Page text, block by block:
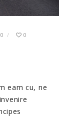
0 0
eam cu, ne